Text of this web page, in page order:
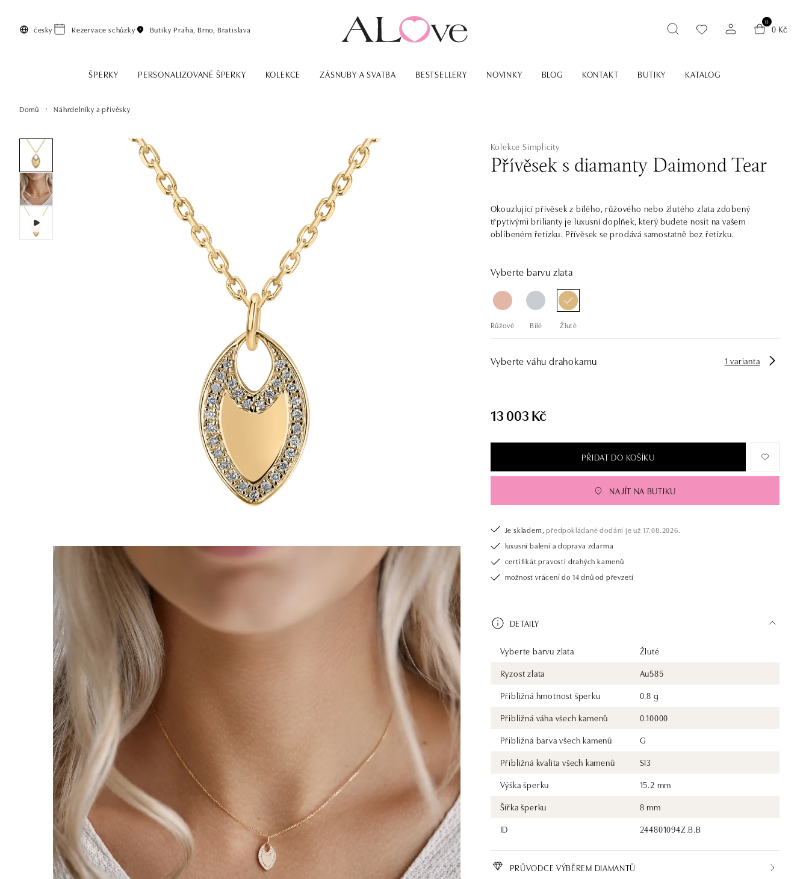
česky Rezervace schůzky Butiky Praha, Brno, Bratislava
0
0 Kč
ŠPERKY PERSONALIZOVANÉ ŠPERKY KOLEKCE ZÁSNUBY A SVATBA BESTSELLERY NOVINKY BLOG KONTAKT BUTIKY KATALOG
Domů Náhrdelníky a přívěsky
Kolekce Simplicity
Přívěsek s diamanty Daimond Tear
Okouzlující přívěsek z bílého, růžového nebo žlutého zlata zdobený
třpytivými brilianty je luxusní doplňek, který budete nosit na vašem
oblíbeném řetízku. Přívěsek se prodává samostatně bez řetízku.
Vyberte barvu zlata
Růžové Bílé Žluté
Vyberte váhu drahokamu 1 varianta
13 003 Kč
PŘIDAT DO KOŠÍKU
NAJÍT NA BUTIKU
Je skladem, předpokládané dodání je už 17.08.2026.
luxusní balení a doprava zdarma
certifikát pravosti drahých kamenů
možnost vrácení do 14 dnů od převzetí
DETAILY
Vyberte barvu zlata
Žluté
Ryzost zlata
Au585
Přibližná hmotnost šperku
0.8 g
Přibližná váha všech kamenů
0.10000
Přibližná barva všech kamenů
G
Přibližná kvalita všech kamenů
SI3
Výška šperku
15.2 mm
Šířka šperku
8 mm
ID
244801094Z.B.B
PRŮVODCE VÝBĚREM DIAMANTŮ